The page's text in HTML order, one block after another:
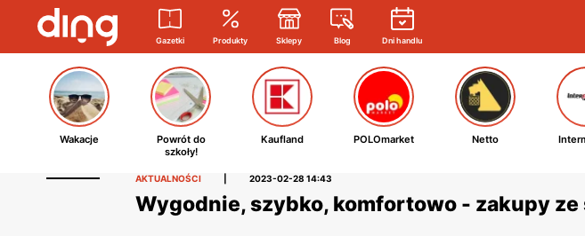
Gazetki Produkty Sklepy Blog Dni handlu
Wakacje
Powrót do
szkoły!
Kaufland POLOmarket Netto
AKTUALNOŚCI 2023-02-28 14:43
Wygodnie, szybko, komfortowo - zakupy